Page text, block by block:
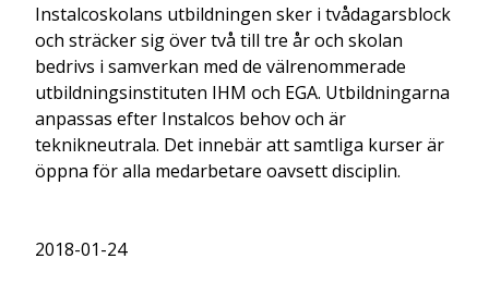
Instalcoskolans utbildningen sker i tvådagarsblock
och sträcker sig över två till tre år och skolan
bedrivs i samverkan med de välrenommerade
utbildningsinstituten IHM och EGA. Utbildningarna
anpassas efter Instalcos behov och är
teknikneutrala. Det innebär att samtliga kurser är
öppna för alla medarbetare oavsett disciplin.
2018-01-24